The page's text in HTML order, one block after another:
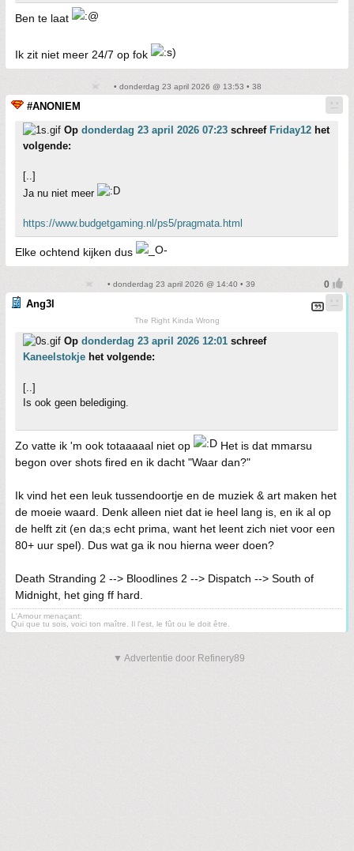
Ben te laat
Ik zit niet meer 24/7 op fok
• donderdag 23 april 2026 @ 13:53 • 38
#ANONIEM
Op donderdag 23 april 2026 07:23 schreef Friday12 het
volgende:
[..]
Ja nu niet meer
https://www.budgetgaming.nl/ps5/pragmata.html
Elke ochtend kijken dus
• donderdag 23 april 2026 @ 14:40 • 39
Ang3l
The Right Kinda Wrong
Op donderdag 23 april 2026 12:01 schreef
Kaneelstokje het volgende:
[..]
Is ook geen belediging.
Zo vatte ik 'm ook totaaaaal niet op
Het is dat mmarsu
begon over shots fired en ik dacht "Waar dan?"
Ik vind het een leuk tussendoortje en de muziek & art maken het
de moeie waard. Denk alleen niet dat ie heel lang is, en ik al op
de helft zit (en da;s echt prima, want het leent zich niet voor een
80+ uur spel). Dus wat ga ik nou hierna weer doen?
Death Stranding 2 --> Bloodlines 2 --> Dispatch --> South of
Midnight, het ging ff hard.
L'Amour menaçant:
Qui que tu sois, voici ton maître. Il l'est, le fût ou le doit être.
▼ Advertentie door Refinery89